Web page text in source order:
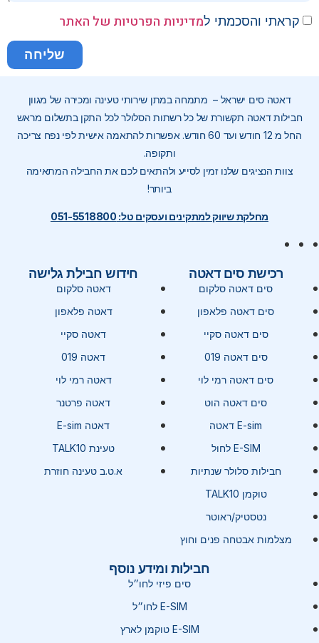
קראתי והסכמתי למדיניות הפרטיות של האתר
שליחה
דאטה סים ישראל – מתמחה במתן שירותי טעינה ומכירה של מגוון
חבילות דאטה תקשורת של כל רשתות הסלולר לכל התקן בתשלום מראש
החל מ 12 חודש ועד 60 חודש. אפשרות להתאמה אישית לפי נפח צריכה
ותקופה.
צוות הנציגים שלנו זמין לסייע ולהתאים לכם את החבילה המתאימה
ביותר!
מחלקת שיווק למתקינים ועסקים טל: 051-5518800
רכישת סים דאטה
סים דאטה סלקום
סים דאטה פלאפון
סים דאטה סקיי
סים דאטה 019
סים דאטה רמי לוי
סים דאטה הוט
E-sim דאטה
E-SIM לחול
חבילות סלולר שנתיות
טוקמן TALK10
נטסטיק/ראוטר
מצלמות אבטחה פנים וחוץ
חידוש חבילת גלישה
דאטה סלקום
דאטה פלאפון
דאטה סקיי
דאטה 019
דאטה רמי לוי
דאטה פרטנר
דאטה E-sim
טעינת TALK10
א.ט.ב טעינה חוזרת
חבילות ומידע נוסף
סים פיזי לחו״ל
E-SIM לחו״ל
E-SIM טוקמן לארץ